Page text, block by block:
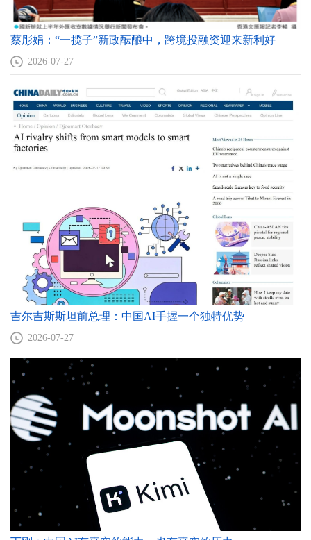
_Mohammed_Saqib
吉辛哈
朴雅卡_潘迪特 崔斯特瑞姆_塞 吴晓球
裘国根 韩桦 李戎
汪云海
周戎 赵穗生
谭中
张成思 王衍行
翟永平 郑新业 张东刚 张晓萌
魏德东 丁相顺 吴至诚
钟新 张迪 韩冬临 成晓河
蔡彤娟：“一揽子”新政酝酿中，跨境投融资迎来新利好
2026-07-27
吉尔吉斯斯坦前总理：中国AI手握一个独特优势
2026-07-27